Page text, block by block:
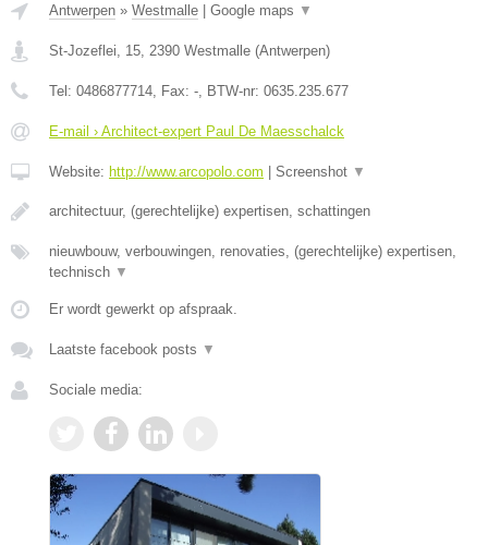
Antwerpen » Westmalle Google maps ▼
St-Jozeflei, 15 2390 Westmalle (Antwerpen)
Tel: 0486877714 , Fax: - , BTW-nr: 0635.235.677
E-mail › Architect-expert Paul De Maesschalck
Website: http://www.arcopolo.com Screenshot ▼
architectuur, (gerechtelijke) expertisen, schattingen
nieuwbouw, verbouwingen, renovaties, (gerechtelijke) expertisen,
technisch ▼
Er wordt gewerkt op afspraak.
Laatste facebook posts ▼
Sociale media: